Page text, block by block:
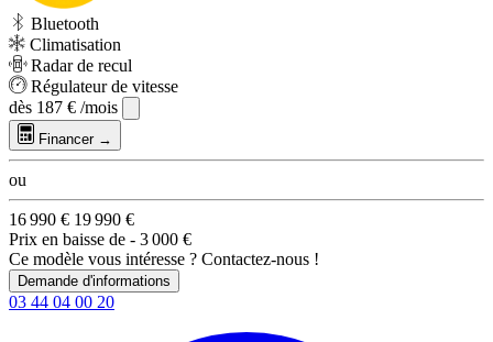
Bluetooth
Climatisation
Radar de recul
Régulateur de vitesse
dès 187 € /mois
Financer →
ou
16 990 € 19 990 €
Prix en baisse de - 3 000 €
Ce modèle vous intéresse ? Contactez-nous !
Demande d'informations
03 44 04 00 20